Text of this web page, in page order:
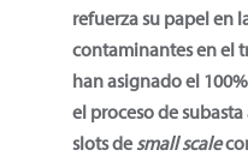
refuerza su papel en
contaminantes en el
han asignado el
el proceso de
slots de small scale